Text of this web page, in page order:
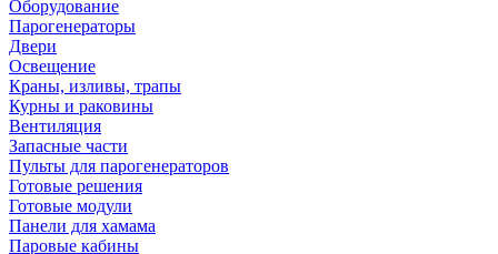
Оборудование
Парогенераторы
Двери
Освещение
Краны, изливы, трапы
Курны и раковины
Вентиляция
Запасные части
Пульты для парогенераторов
Готовые решения
Готовые модули
Панели для хамама
Паровые кабины